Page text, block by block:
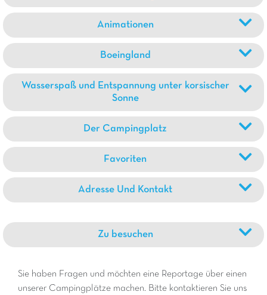
Animationen
Boeingland
Wasserspaß und Entspannung unter korsischer
Sonne
Der Campingplatz
Favoriten
Adresse Und Kontakt
Zu besuchen
Sie haben Fragen und möchten eine Reportage über einen
unserer Campingplätze machen. Bitte kontaktieren Sie uns